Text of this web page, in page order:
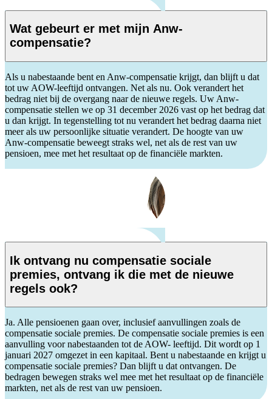
Wat gebeurt er met mijn Anw-
compensatie?
Als u nabestaande bent en Anw-compensatie krijgt, dan blijft u dat
tot uw AOW-leeftijd ontvangen. Net als nu. Ook verandert het
bedrag niet bij de overgang naar de nieuwe regels. Uw Anw-
compensatie stellen we op 31 december 2026 vast op het bedrag dat
u dan krijgt. In tegenstelling tot nu verandert het bedrag daarna niet
meer als uw persoonlijke situatie verandert. De hoogte van uw
Anw-compensatie beweegt straks wel, net als de rest van uw
pensioen, mee met het resultaat op de financiële markten.
Ik ontvang nu compensatie sociale
premies, ontvang ik die met de nieuwe
regels ook?
Ja. Alle pensioenen gaan over, inclusief aanvullingen zoals de
compensatie sociale premies. De compensatie sociale premies is een
aanvulling voor nabestaanden tot de AOW- leeftijd. Dit wordt op 1
januari 2027 omgezet in een kapitaal. Bent u nabestaande en krijgt u
compensatie sociale premies? Dan blijft u dat ontvangen. De
bedragen bewegen straks wel mee met het resultaat op de financiële
markten, net als de rest van uw pensioen.